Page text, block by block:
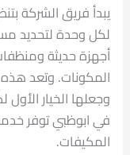
يبدأ فريق الشركة
لكل وحدة لتحديد
أجهزة حديثة
المكونات. وتعد هذه
وجعلها الخيار
في ابوظبي توفر
المكيفات.